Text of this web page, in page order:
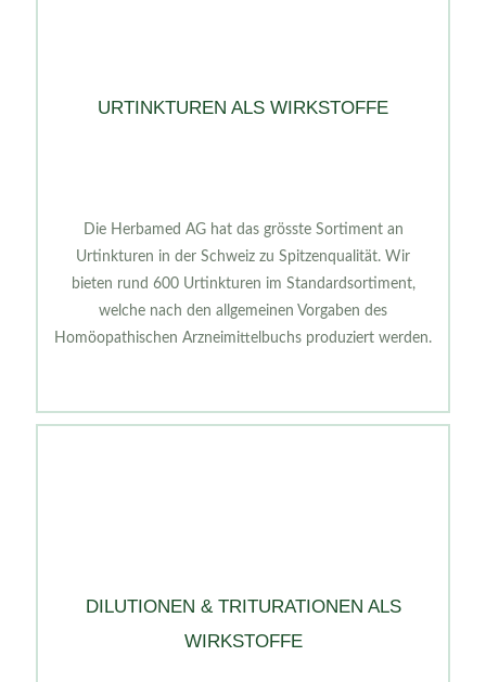
URTINKTUREN ALS WIRKSTOFFE
Die Herbamed AG hat das grösste Sortiment an
Urtinkturen in der Schweiz zu Spitzenqualität. Wir
bieten rund 600 Urtinkturen im Standardsortiment,
welche nach den allgemeinen Vorgaben des
Homöopathischen Arzneimittelbuchs produziert werden.
DILUTIONEN & TRITURATIONEN ALS
WIRKSTOFFE